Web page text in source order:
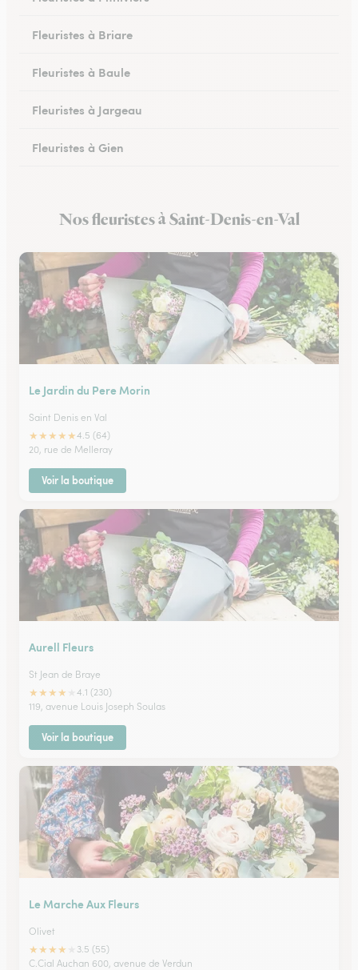
Fleuristes à Briare
Fleuristes à Baule
Fleuristes à Jargeau
Fleuristes à Gien
Fleuristes à Courtenay
Nos fleuristes à Saint-Denis-en-Val
Le Jardin du Pere Morin
Saint Denis en Val
★★★★★4.5 (64)
20, rue de Melleray
Voir la boutique
Aurell Fleurs
St Jean de Braye
★★★★
4.1 (230)
119, avenue Louis Joseph Soulas
Voir la boutique
Le Marche Aux Fleurs
Olivet
★★★★
3.5 (55)
C.Cial Auchan 600, avenue de Verdun